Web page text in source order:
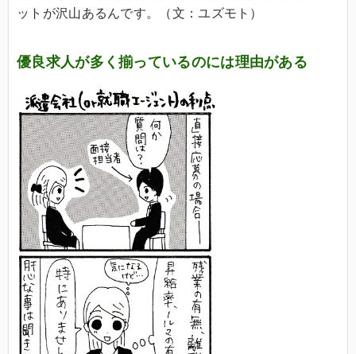
ットが沢山あるんです。（文：ユズモト）
優良求人が多く揃っているのには理由がある